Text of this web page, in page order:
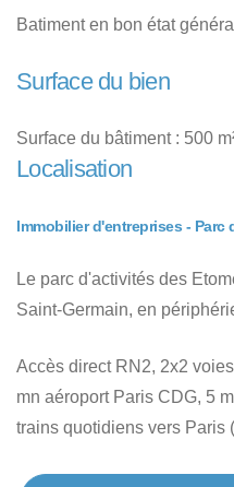
Batiment en bon état
Surface du bien
Surface du bâtiment : 500
Localisation
Immobilier d'entreprises - Parc
Le parc d'activités des
Saint-Germain, en
Accès direct RN2, 2x2
mn aéroport Paris CDG, 5
trains quotidiens vers Paris